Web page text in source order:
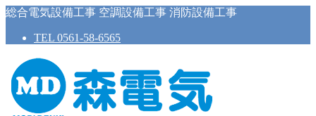
総合電気設備工事 空調設備工事 消防設備工事
TEL 0561-58-6565